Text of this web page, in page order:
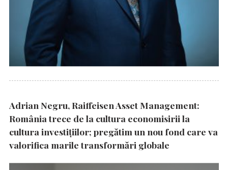
Adrian Negru, Raiffeisen Asset Management:
România trece de la cultura economisirii la
cultura investițiilor; pregătim un nou fond care va
valorifica marile transformări globale